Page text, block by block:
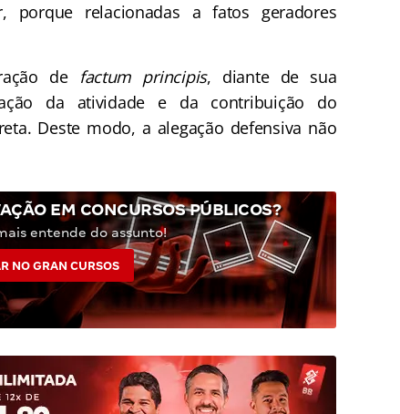
porque relacionadas a fatos geradores
de factum principis, diante de sua
da atividade e da contribuição do
Deste modo, a alegação defensiva não
EM CONCURSOS PÚBLICOS?
entende do assunto!
NO GRAN CURSOS